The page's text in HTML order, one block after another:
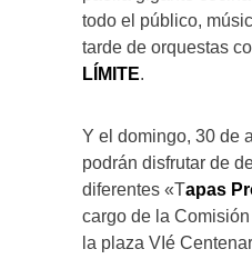
todo el público,
tarde de orquestas
LÍMITE.
Y el domingo, 30 de
podrán disfrutar de
diferentes «Tapas
cargo de la
la plaza VIé